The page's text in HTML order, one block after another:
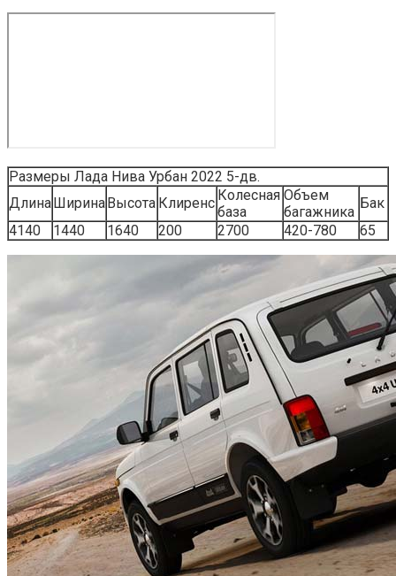
Размеры Лада Нива Урбан 2022 5-дв.
ДлинаШиринаВысота Клиренс Колесная
база
Объем
багажника
Бак
4140
1440 1640 200 2700 420-780 65